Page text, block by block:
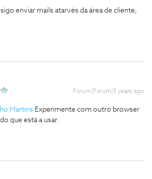
enviar mails atarvés da área de cliente,
Forum|Forum|5 years ago
Martins Experimente com outro browser
que está a usar.